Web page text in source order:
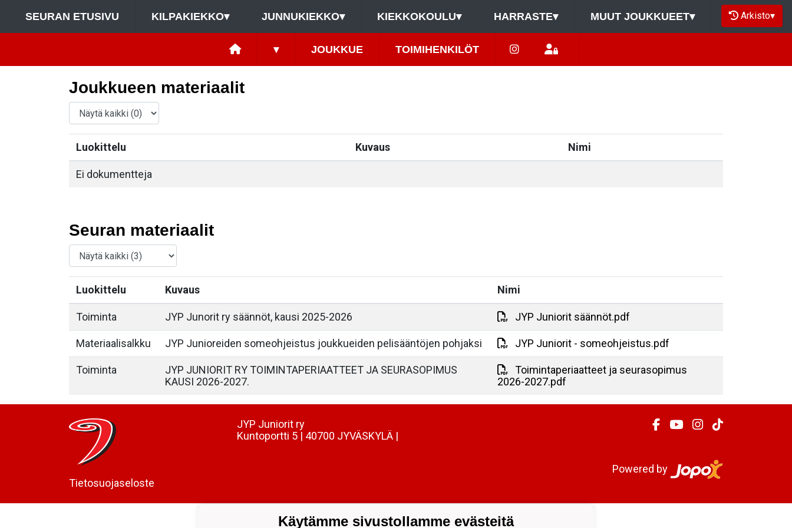
SEURAN ETUSIVU KILPAKIEKKO▾ JUNNUKIEKKO▾ KIEKKOKOULU▾ HARRASTE▾ MUUT JOUKKUEET▾ Arkisto▾
▾ JOUKKUE TOIMIHENKILÖT
Joukkueen materiaalit
Luokittelu Kuvaus Nimi
Ei dokumentteja
Seuran materiaalit
Luokittelu Kuvaus Nimi
Toiminta JYP Junorit ry säännöt, kausi 2025-2026 JYP Juniorit säännöt.pdf
Materiaalisalkku JYP Junioreiden someohjeistus joukkueiden pelisääntöjen pohjaksi JYP Juniorit - someohjeistus.pdf
Toiminta
JYP JUNIORIT RY TOIMINTAPERIAATTEET JA SEURASOPIMUS
KAUSI 2026-2027.
Toimintaperiaatteet ja seurasopimus
2026-2027.pdf
Tietosuojaseloste
JYP Juniorit ry
Kuntoportti 5 | 40700 JYVÄSKYLÄ |
Powered by
Käytämme sivustollamme evästeitä